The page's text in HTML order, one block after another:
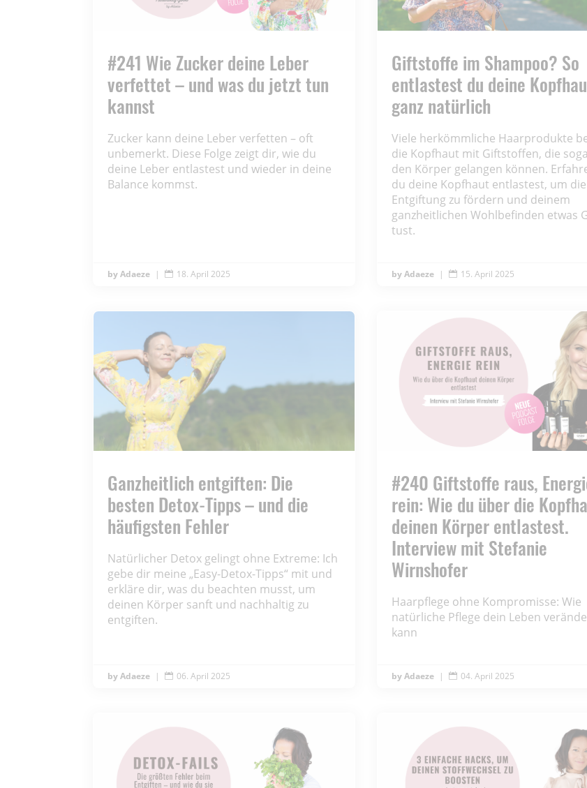
#241 Wie Zucker deine Leber
verfettet – und was du jetzt tun
kannst
Zucker kann deine Leber verfetten – oft
unbemerkt. Diese Folge zeigt dir, wie du
deine Leber entlastest und wieder in deine
Balance kommst.
Adaeze |  18. April 2025
Giftstoffe im Shampoo? So
entlastest du deine
ganz natürlich
Viele herkömmliche Haarprodukte
die Kopfhaut mit Giftstoffen, die
den Körper gelangen können.
du deine Kopfhaut entlastest, um die
Entgiftung zu fördern und deinem
ganzheitlichen Wohlbefinden etwas
tust.
Adaeze |  15. April 2025
Ganzheitlich entgiften: Die
besten Detox-Tipps – und die
häufigsten Fehler
Natürlicher Detox gelingt ohne Extreme: Ich
gebe dir meine „Easy-Detox-Tipps“ mit und
erkläre dir, was du beachten musst, um
deinen Körper sanft und nachhaltig zu
entgiften.
Adaeze |  06. April 2025
#240 Giftstoffe raus,
rein: Wie du über die
deinen Körper entlastest.
Interview mit Stefanie
Wirnshofer
Haarpflege ohne Kompromisse: Wie
natürliche Pflege dein Leben
kann
Adaeze |  04. April 2025